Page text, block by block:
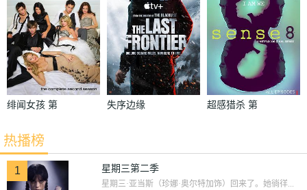
绯闻女孩 第
失序边缘
超感猎杀 第
热播榜
1 星期三第二季
星期三·亚当斯（珍娜·奥尔特加饰）回来了。她徜徉...